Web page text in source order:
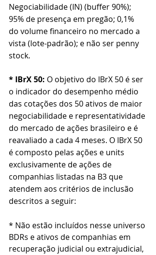
Negociabilidade (IN) (buffer 90%);
95% de presença em pregão; 0,1%
do volume financeiro no mercado a
vista (lote-padrão); e não ser penny
stock.
* IBrX 50: O objetivo do IBrX 50 é ser
o indicador do desempenho médio
das cotações dos 50 ativos de maior
negociabilidade e representatividade
do mercado de ações brasileiro e é
reavaliado a cada 4 meses. O IBrX 50
é composto pelas ações e units
exclusivamente de ações de
companhias listadas na B3 que
atendem aos critérios de inclusão
descritos a seguir:
* Não estão incluídos nesse universo
BDRs e ativos de companhias em
recuperação judicial ou extrajudicial,